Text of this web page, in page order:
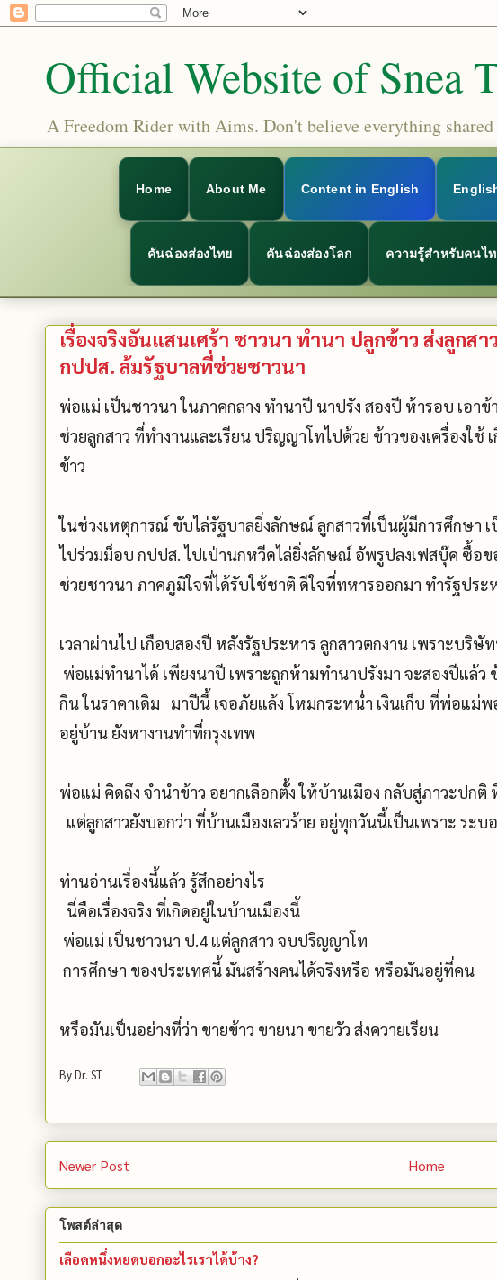
Official Website of Snea
A Freedom Rider with Aims. Don't believe everything
Home About Me Content in English
คันฉ่องส่องไทย คันฉ่องส่องโลก ความรู้สำหรับคนไ
เรื่องจริงอันแสนเศร้า ชาวนา ทำนา ปลูกข้าว ส่งลู
กปปส. ล้มรัฐบาลที่ช่วยชาวนา
พ่อแม่ เป็นชาวนา ในภาคกลาง ทำนาปี นาปรัง สองปี ห้ารอบ เอาข้า
ช่วยลูกสาว ที่ทำงานและเรียน ปริญญาโทไปด้วย ข้าวของเครื่องใ
ข้าว
ในช่วงเหตุการณ์ ขับไล่รัฐบาลยิ่งลักษณ์ ลูกสาวที่เป็นผู้มีการศึกษา
ไปร่วมม็อบ กปปส. ไปเป่านกหวีดไล่ยิ่งลักษณ์ อัพรูปลงเฟสบุ๊ค ซื้อข
ช่วยชาวนา ภาคภูมิใจที่ได้รับใช้ชาติ ดีใจที่ทหารออกมา ทำรัฐประ
เวลาผ่านไป เกือบสองปี หลังรัฐประหาร ลูกสาวตกงาน เพราะบริ
พ่อแม่ทำนาได้ เพียงนาปี เพราะถูกห้ามทำนาปรังมา จะสองปีแล้ว
กิน ในราคาเดิม มาปีนี้ เจอภัยแล้ง โหมกระหน่ำ เงินเก็บ ที่พ่อแม่
อยู่บ้าน ยังหางานทำที่กรุงเทพ
พ่อแม่ คิดถึง จำนำข้าว อยากเลือกตั้ง ให้บ้านเมือง กลับสู่ภาวะปกติ
แต่ลูกสาวยังบอกว่า ที่บ้านเมืองเลวร้าย อยู่ทุกวันนี้เป็นเพราะ ระ
ท่านอ่านเรื่องนี้แล้ว รู้สึกอย่างไร
นี่คือเรื่องจริง ที่เกิดอยู่ในบ้านเมืองนี้
พ่อแม่ เป็นชาวนา ป.4 แต่ลูกสาว จบปริญญาโท
การศึกษา ของประเทศนี้ มันสร้างคนได้จริงหรือ หรือมันอยู่ที่คน
หรือมันเป็นอย่างที่ว่า ขายข้าว ขายนา ขายวัว ส่งควายเรียน
ByDr. ST
Newer Post Home
โพสต์ล่าสุด
เลือดหนึ่งหยดบอกอะไรเราได้บ้าง?